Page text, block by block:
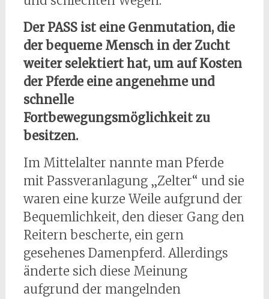
Der PASS ist eine Genmutation, die
der bequeme Mensch in der Zucht
weiter selektiert hat, um auf Kosten
der Pferde eine angenehme und
schnelle
Fortbewegungsmöglichkeit zu
besitzen.
Im Mittelalter nannte man Pferde
mit Passveranlagung „Zelter“ und sie
waren eine kurze Weile aufgrund der
Bequemlichkeit, den dieser Gang den
Reitern bescherte, ein gern
gesehenes Damenpferd. Allerdings
änderte sich diese Meinung
aufgrund der mangelnden